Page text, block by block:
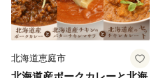
北海道恵庭市